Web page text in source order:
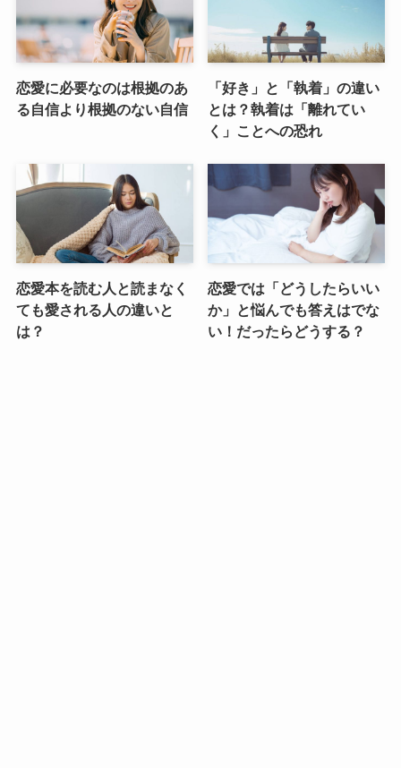
恋愛に必要なのは根拠のあ
る自信より根拠のない自信
「好き」と「執着」の違い
とは？執着は「離れてい
く」ことへの恐れ
恋愛本を読む人と読まなく
ても愛される人の違いと
は？
恋愛では「どうしたらいい
か」と悩んでも答えはでな
い！だったらどうする？